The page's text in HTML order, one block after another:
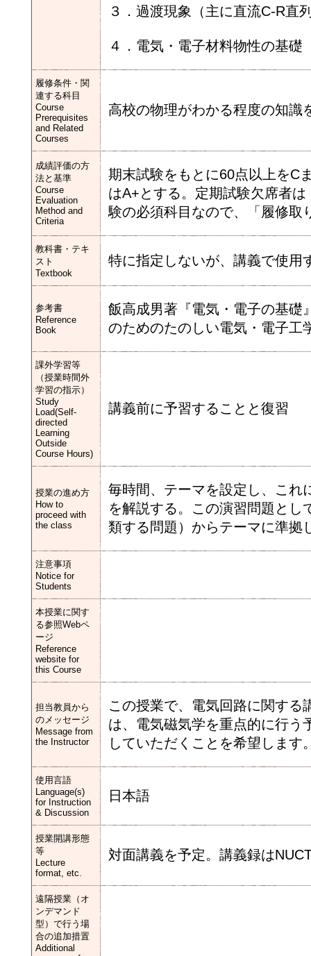
３．過渡現象（主に直流C-R直
４．電気・電子材料物性の基
履修条件・関
連する科目
Course
Prerequisites
and Related
Courses
高校の物理がわかる程度の知識
成績評価の方
法と基準
Course
Evaluation
Method and
Criteria
期末試験をもとに60点以上をC
はA+とする。定期試験欠席者
験の必須科目なので、「履修取
教科書・テキ
スト
Textbook
特に指定しないが、講義で使用
参考書
Reference
Book
飯高成男著『電気・電子の基礎
のためのたのしい電気・電子工
課外学習等
（授業時間外
学習の指示）
Study
Load(Self-
directed
Learning
Outside
Course Hours)
講義前に予習することと復習
授業の進め方
How to
proceed with
the class
毎時間、テーマを設定し、これ
を解説する。この演習問題とし
類する問題）からテーマに準拠
注意事項
Notice for
Students
本授業に関す
る参照Webペ
ージ
Reference
website for
this Course
担当教員から
のメッセージ
Message from
the Instructor
この授業で、電気回路に関する
は、電気磁気学を重点的に行う
していただくことを希望しま
使用言語
Language(s)
for Instruction
& Discussion
日本語
授業開講形態
等
Lecture
format, etc.
対面講義を予定。講義録は
遠隔授業（オ
ンデマンド
型）で行う場
合の追加措置
Additional